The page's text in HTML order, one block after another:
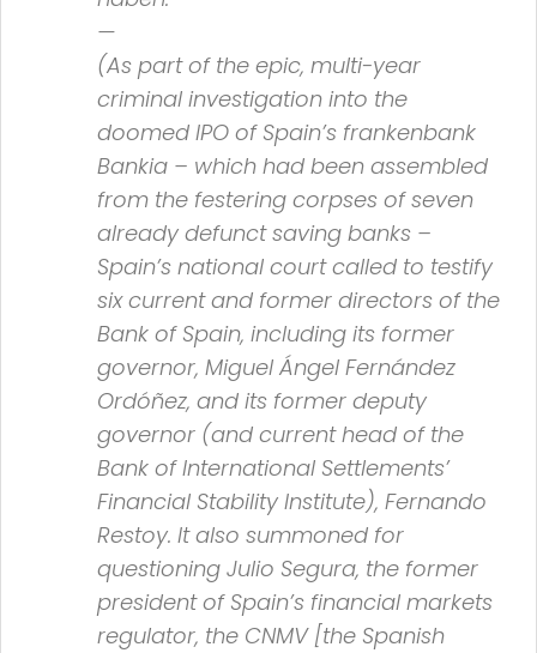
—
(As part of the epic, multi-year
criminal investigation into the
doomed IPO of Spain’s frankenbank
Bankia – which had been assembled
from the festering corpses of seven
already defunct saving banks –
Spain’s national court called to testify
six current and former directors of the
Bank of Spain, including its former
governor, Miguel Ángel Fernández
Ordóñez, and its former deputy
governor (and current head of the
Bank of International Settlements’
Financial Stability Institute), Fernando
Restoy. It also summoned for
questioning Julio Segura, the former
president of Spain’s financial markets
regulator, the CNMV[the Spanish